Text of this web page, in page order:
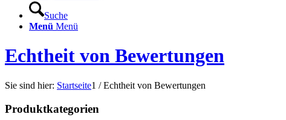
Suche
Menü Menü
Echtheit von Bewertungen
Sie sind hier: Startseite1 / Echtheit von Bewertungen
Produktkategorien